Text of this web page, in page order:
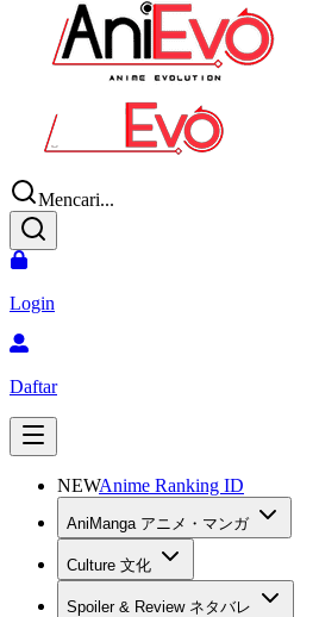
Mencari...
Login
Daftar
NEWAnime Ranking ID
AniManga アニメ・マンガ
Culture 文化
Spoiler & Review ネタバレ